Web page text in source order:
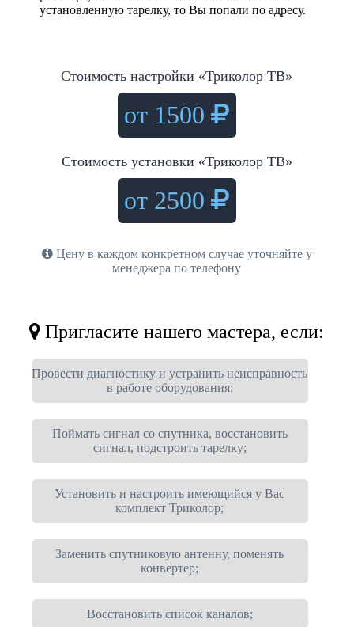
установленную тарелку, то Вы попали по адресу.
Стоимость настройки «Триколор ТВ»
от 1500
Стоимость установки «Триколор ТВ»
от 2500
Цену в каждом конкретном случае уточняйте у
менеджера по телефону
Пригласите нашего мастера, если:
Провести диагностику и устранить неисправность
в работе оборудования;
Поймать сигнал со спутника, восстановить
сигнал, подстроить тарелку;
Установить и настроить имеющийся у Вас
комплект Триколор;
Заменить спутниковую антенну, поменять
конвертер;
Восстановить список каналов;